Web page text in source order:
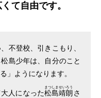
て自由です。
不登校、引きこもり、
島少年は、自分のこと
」ようになります。
人になった松島靖朗
まつしませいろう
さ